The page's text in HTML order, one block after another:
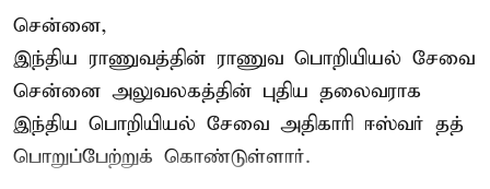
சென்னை,
இந்திய ராணுவத்தின் ராணுவ பொறியியல் சேவை
சென்னை அலுவலகத்தின் புதிய தலைவராக
இந்திய பொறியியல் சேவை அதிகாரி ஈஸ்வர் தத்
பொறுப்பேற்றுக் கொண்டுள்ளார்.